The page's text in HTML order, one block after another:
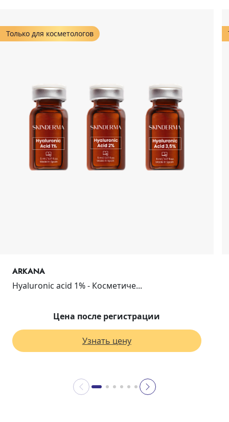
Только для косметологов
ARKANA
Hyaluronic acid 1% - Косметиче...
Цена после регистрации
Узнать цену